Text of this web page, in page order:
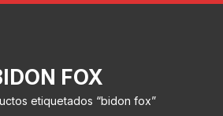
FOX
etiquetados “bidon fox”